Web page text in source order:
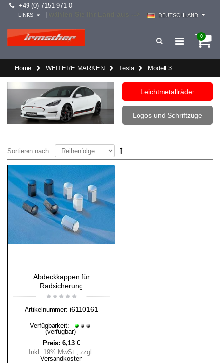
+49 (0) 7151 971 0
DEUTSCHLAND
LINKS
0
Home WEITERE MARKEN Tesla Modell 3
Leichtmetallräder
Logos und Schriftzüge
Sortieren nach:
Abdeckkappen für
Radsicherung
Artikelnummer: i6110161
Verfügbarkeit:
(verfügbar)
Preis: 6,13 €
Inkl. 19% MwSt., zzgl.
Versandkosten